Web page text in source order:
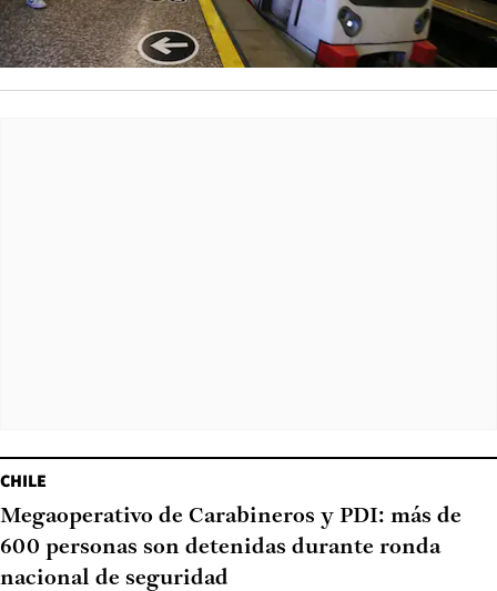
CHILE
Megaoperativo de Carabineros y PDI: más de
600 personas son detenidas durante ronda
nacional de seguridad